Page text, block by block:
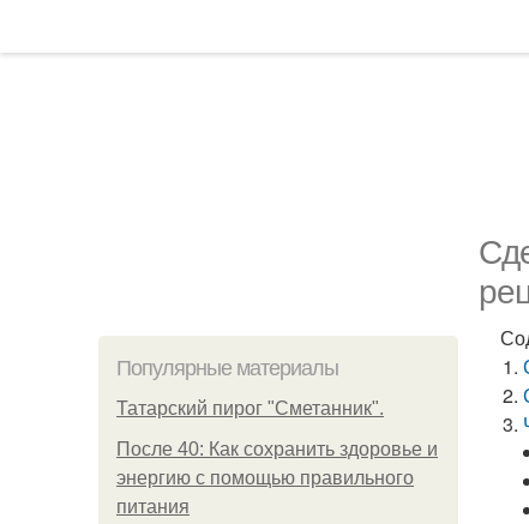
Популярные материалы
Татарский пирог "Сметанник".
После 40: Как сохранить здоровье и
энергию с помощью правильного
питания